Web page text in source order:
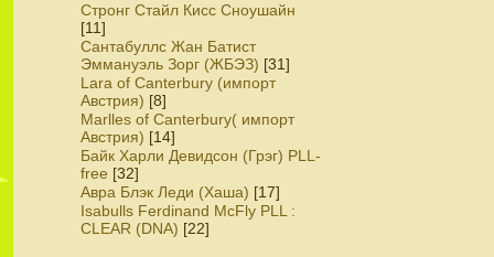
Стронг Стайл Кисс Сноушайн
[11]
Сантабуллс Жан Батист
Эммануэль Зорг (ЖБЭЗ) [31]
Lara of Canterbury (импорт
Австрия) [8]
Marlles of Canterbury( импорт
Австрия) [14]
Байк Харли Девидсон (Грэг) PLL-
free [32]
Авра Блэк Леди (Хаша) [17]
Isabulls Ferdinand McFly PLL :
CLEAR (DNА) [22]